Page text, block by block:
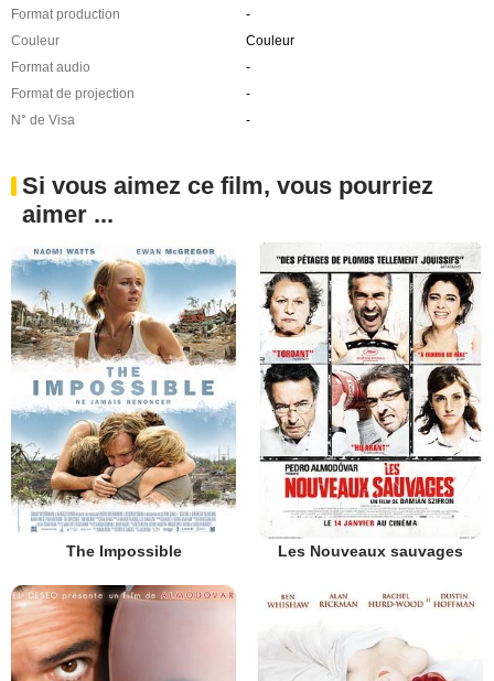
Format production
-
Couleur
Couleur
Format audio
-
Format de projection
-
N° de Visa
-
Si vous aimez ce film, vous pourriez
aimer ...
The Impossible Les Nouveaux sauvages